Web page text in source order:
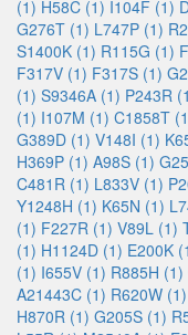
(1) H58C (1) I104F (1)
G276T (1) L747P (1)
S1400K (1) R115G (1)
F317V (1) F317S (1)
(1) S9346A (1) P243R
(1) I107M (1) C1858T
G389D (1) V148I (1)
H369P (1) A98S (1)
C481R (1) L833V (1)
Y1248H (1) K65N (1)
(1) F227R (1) V89L (1)
(1) H1124D (1) E200K
(1) I655V (1) R885H (1)
A21443C (1) R620W (1)
H870R (1) G205S (1)